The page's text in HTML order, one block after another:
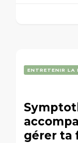
ENTRETENIR LA
gérer ta